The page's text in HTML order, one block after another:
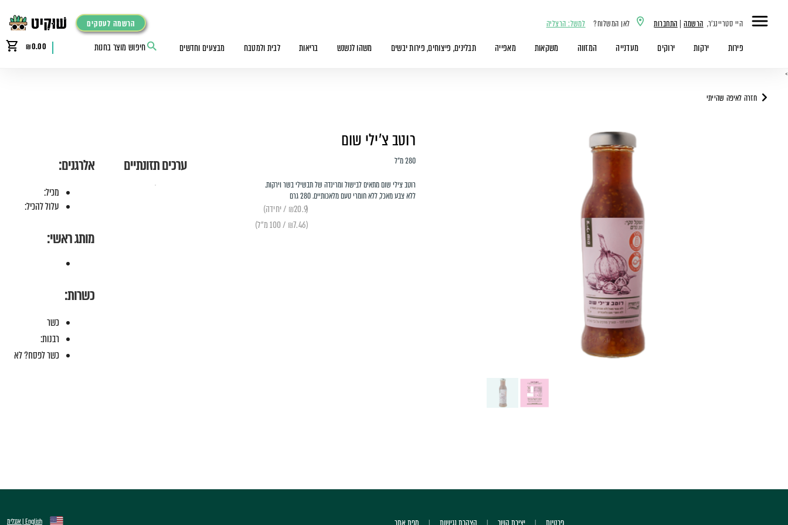
היי סטריינג'ר, הרשמה| התחברות לאן המשלוח? למשל: הרצליה הרשמה לעסקים
פירות ירקות ירוקים מעדנייה המזווה משקאות מאפייה תבלינים, פיצוחים, פירות יבשים משהו לנשנש בריאות לבית ולמטבח מבצעים וחדשים ₪0.00
>
חזרה לאיפה שהייתי
רוטב צ'ילי שום
280 מ״ל
רוטב צילי שום מתאים לבישול ומרינדה של תבשילי בשר וירקות.
ללא צבע מאכל, ללא חומרי טעם מלאכותיים. 280 גרם
(₪20.9 / יחידה)
(₪7.46 / 100 מ״ל)
ערכים תזונתיים אלרגנים:
מכיל:
עלול להכיל:
מותג ראשי:
כשרות:
כשר
רבנות:
כשר לפסח? לא
English | אנגלית